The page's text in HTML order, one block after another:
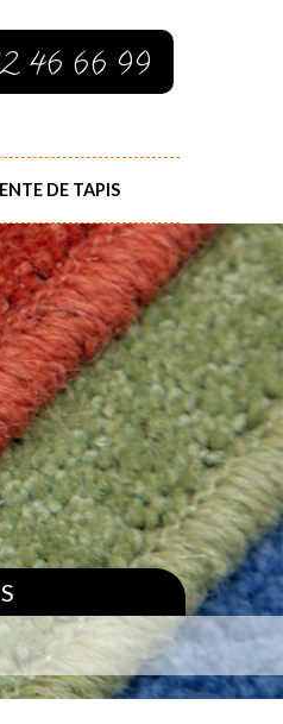
46 66 99
DE TAPIS